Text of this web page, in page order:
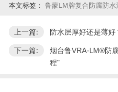
本文标签： 鲁蒙LM牌复合防腐防水
上一篇: 防水层厚好还是薄好
下一篇:
烟台鲁VRA-LM®防
程"